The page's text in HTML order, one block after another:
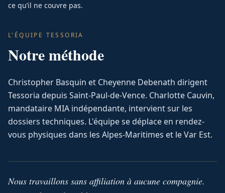
ce qu’il ne couvre pas.
L'ÉQUIPE TESSORIA
Notre méthode
Christopher Basquin et Cheyenne Debenath dirigent
Tessoria depuis Saint-Paul-de-Vence. Charlotte Cauvin,
mandataire MIA indépendante, intervient sur les
dossiers techniques. L'équipe se déplace en rendez-
vous physiques dans les Alpes-Maritimes et le Var Est.
Nous travaillons sans affiliation à aucune compagnie.